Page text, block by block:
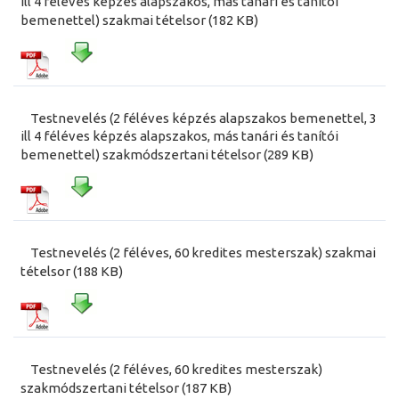
bemenettel) szakmai tételsor (182 KB)
Testnevelés (2 féléves képzés alapszakos bemenettel, 3
ill 4 féléves képzés alapszakos, más tanári és tanítói
bemenettel) szakmódszertani tételsor (289 KB)
Testnevelés (2 féléves, 60 kredites mesterszak) szakmai
tételsor (188 KB)
Testnevelés (2 féléves, 60 kredites mesterszak)
szakmódszertani tételsor (187 KB)